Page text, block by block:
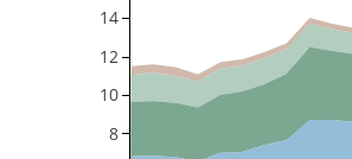
8
10
12
14